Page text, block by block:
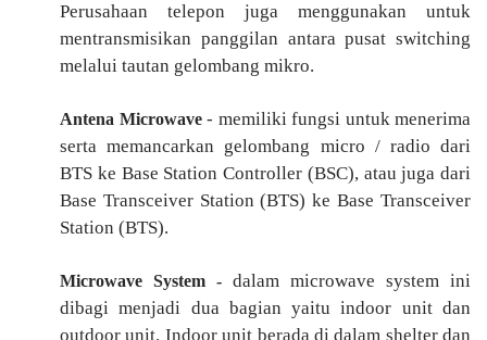
Perusahaan telepon juga menggunakan untuk
mentransmisikan panggilan antara pusat switching
melalui tautan gelombang mikro.
Antena Microwave- memiliki fungsi untuk menerima
serta memancarkan gelombang micro / radio dari
BTS ke Base Station Controller (BSC), atau juga dari
Base Transceiver Station (BTS) ke Base Transceiver
Station (BTS).
Microwave System - dalam microwave system ini
dibagi menjadi dua bagian yaitu indoor unit dan
outdoor unit. Indoor unit berada di dalam shelter dan